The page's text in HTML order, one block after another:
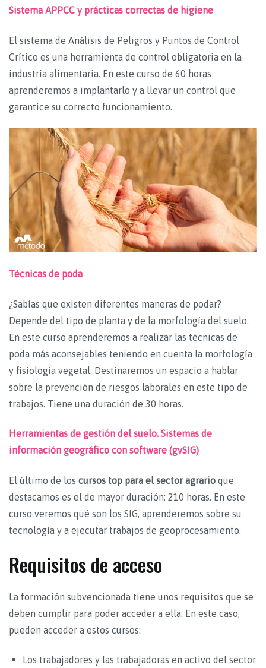
Sistema APPCC y prácticas correctas de higiene
El sistema de Análisis de Peligros y Puntos de Control
Crítico es una herramienta de control obligatoria en la
industria alimentaria. En este curso de 60 horas
aprenderemos a implantarlo y a llevar un control que
garantice su correcto funcionamiento.
Técnicas de poda
¿Sabías que existen diferentes maneras de podar?
Depende del tipo de planta y de la morfología del suelo.
En este curso aprenderemos a realizar las técnicas de
poda más aconsejables teniendo en cuenta la morfología
y fisiología vegetal. Destinaremos un espacio a hablar
sobre la prevención de riesgos laborales en este tipo de
trabajos. Tiene una duración de 30 horas.
Herramientas de gestión del suelo. Sistemas de
información geográfico con software (gvSIG)
El último de los cursos top para el sector agrario que
destacamos es el de mayor duración: 210 horas. En este
curso veremos qué son los SIG, aprenderemos sobre su
tecnología y a ejecutar trabajos de geoprocesamiento.
Requisitos de acceso
La formación subvencionada tiene unos requisitos que se
deben cumplir para poder acceder a ella. En este caso,
pueden acceder a estos cursos:
Los trabajadores y las trabajadoras en activo del sector